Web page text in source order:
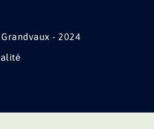
- 2024